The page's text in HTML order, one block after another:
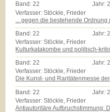
Band:22 Jahr:
Verfasser: Stöckle, Frieder
... gegen die bestehende Ordnung
Band: 22 Jahr:
Verfasser: Stöckle, Frieder
Kulturkatakombe und politisch-
Band:22 Jahr:
Verfasser: Stöckle, Frieder
Die Kunst- und Raritätenmesse
Band: 22 Jahr:
Verfasser: Stöckle, Frieder
Antiautoritäre Aufbruchstimmung: